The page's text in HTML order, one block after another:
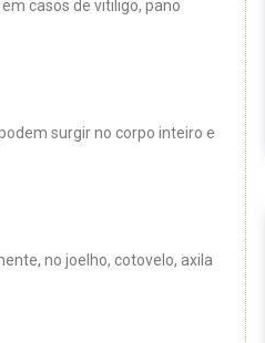
casos de vitiligo, pano
surgir no corpo inteiro e
no joelho, cotovelo, axila